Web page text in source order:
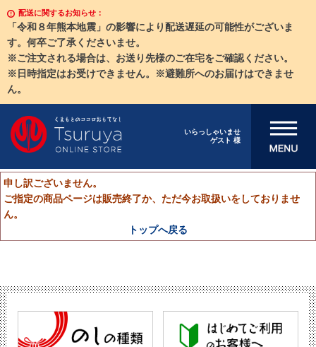
配送に関するお知らせ：
「令和８年熊本地震」の影響により配送遅延の可能性がございま
す。何卒ご了承くださいませ。
※ご注文される場合は、お送り先様のご在宅をご確認ください。
※日時指定はお受けできません。※避難所へのお届けはできませ
ん。
いらっしゃいませ
ゲスト 様
メニューを開
申し訳ございません。
ご指定の商品ページは販売終了か、ただ今お取扱いをしておりませ
ん。
トップへ戻る